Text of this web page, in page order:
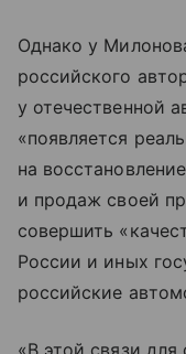
Однако у
российского
у отечественной
«появляется
на
и продаж своей
совершить
России и иных
российские
«В этой связи